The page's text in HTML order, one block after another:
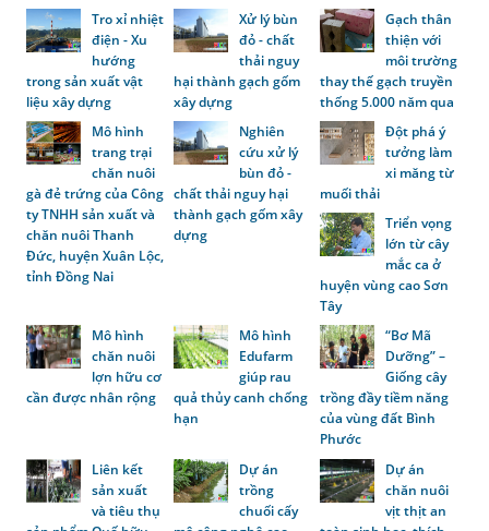
Tro xỉ nhiệt
điện - Xu
hướng
trong sản xuất vật
liệu xây dựng
Xử lý bùn
đỏ - chất
thải nguy
hại thành gạch gốm
xây dựng
Gạch thân
thiện với
môi trường
thay thế gạch truyền
thống 5.000 năm qua
Mô hình
trang trại
chăn nuôi
gà đẻ trứng của Công
ty TNHH sản xuất và
chăn nuôi Thanh
Đức, huyện Xuân Lộc,
tỉnh Đồng Nai
Nghiên
cứu xử lý
bùn đỏ -
chất thải nguy hại
thành gạch gốm xây
dựng
Đột phá ý
tưởng làm
xi măng từ
muối thải
Triển vọng
lớn từ cây
mắc ca ở
huyện vùng cao Sơn
Tây
Mô hình
chăn nuôi
lợn hữu cơ
cần được nhân rộng
Mô hình
Edufarm
giúp rau
quả thủy canh chống
hạn
“Bơ Mã
Dưỡng” –
Giống cây
trồng đầy tiềm năng
của vùng đất Bình
Phước
Liên kết
sản xuất
và tiêu thụ
Dự án
trồng
chuối cấy
Dự án
chăn nuôi
vịt thịt an